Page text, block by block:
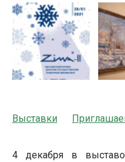
Выставки
4 декабря в